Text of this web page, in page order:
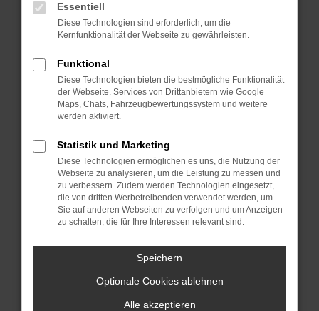
FEHLER: NETWORK
ERROR
Beim Laden ist ein Fehler aufgetreten.
Hier sind ein paar Tipps, die dir helfen
können:
Überprüfe deine Firewall und deine
Internetverbindung.
Laden andere Webseiten, zum Beispiel
deine Suchmaschine?
Prüfe deine Browsererweiterungen.
Manche Erweiterungen, wie
Werbeblocker, können das Laden
bestimmter Seiten verhindern.
Funktioniert die Seite in einem anderen
Browser oder in einem privaten Fenster?
Essentiell
Diese Technologien sind erforderlich, um die
Kernfunktionalität der Webseite zu gewährleisten.
Funktional
Diese Technologien bieten die bestmögliche Funktionalität
der Webseite. Services von Drittanbietern wie Google
Maps, Chats, Fahrzeugbewertungssystem und weitere
werden aktiviert.
Statistik und Marketing
Diese Technologien ermöglichen es uns, die Nutzung der
Webseite zu analysieren, um die Leistung zu messen und
zu verbessern. Zudem werden Technologien eingesetzt,
die von dritten Werbetreibenden verwendet werden, um
Sie auf anderen Webseiten zu verfolgen und um Anzeigen
zu schalten, die für Ihre Interessen relevant sind.
Speichern
Optionale Cookies ablehnen
Alle akzeptieren